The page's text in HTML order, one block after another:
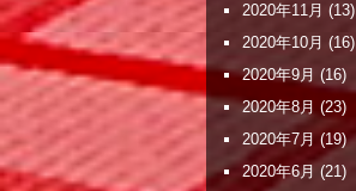
2020年11月 (13)
2020年10月 (16)
2020年9月 (16)
2020年8月 (23)
2020年7月 (19)
2020年6月 (21)